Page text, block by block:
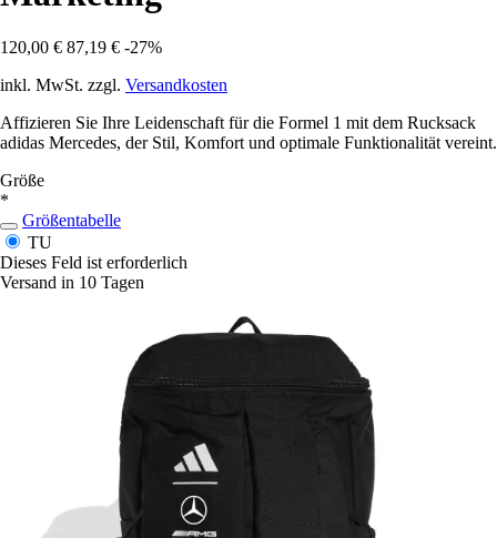
120,00 € 87,19 € -27%
inkl. MwSt. zzgl. Versandkosten
Affizieren Sie Ihre Leidenschaft für die Formel 1 mit dem Rucksack
adidas Mercedes, der Stil, Komfort und optimale Funktionalität vereint.
Größe
*
Größentabelle
TU
Dieses Feld ist erforderlich
Versand in 10 Tagen